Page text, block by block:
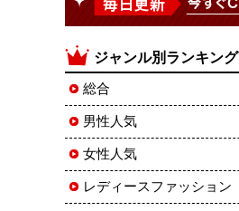
ジャンル別ランキング
総合
男性人気
女性人気
レディースファッション